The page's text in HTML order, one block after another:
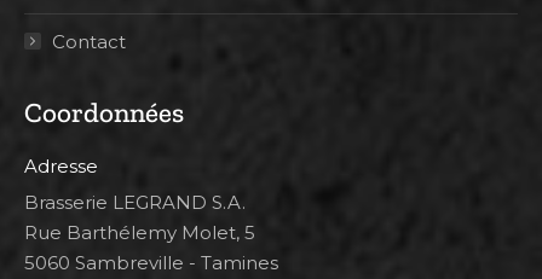
Contact
Coordonnées
Adresse
Brasserie LEGRAND S.A.
Rue Barthélemy Molet, 5
5060 Sambreville - Tamines